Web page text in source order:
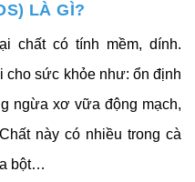
LÀ GÌ?
chất có tính mềm, dính.
cho sức khỏe như: ổn định
ngừa xơ vữa động mạch,
này có nhiều trong cà
bột…